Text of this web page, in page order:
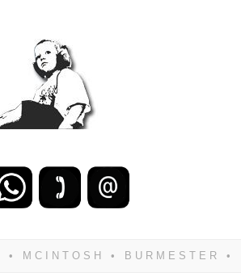
Und noch was: Hifi